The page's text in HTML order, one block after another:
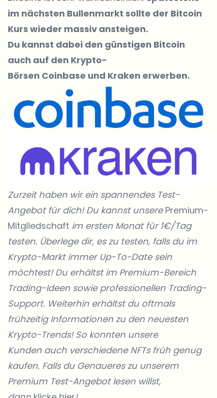
im nächsten Bullenmarkt sollte der Bitcoin
Kurs wieder massiv ansteigen.
Du kannst dabei den günstigen Bitcoin
auch auf den Krypto-
Börsen Coinbase und Kraken erwerben.
Zurzeit haben wir ein spannendes Test-
Angebot für dich! Du kannst unsere Premium-
Mitgliedschaft im ersten Monat für 1€/Tag
testen. Überlege dir, es zu testen, falls du im
Krypto-Markt immer Up-To-Date sein
möchtest! Du erhältst im Premium-Bereich
Trading-Ideen sowie professionellen Trading-
Support. Weiterhin erhältst du oftmals
frühzeitig Informationen zu den neuesten
Krypto-Trends! So konnten unsere
Kunden auch verschiedene NFTs früh genug
kaufen. Falls du Genaueres zu unserem
Premium Test-Angebot lesen willst,